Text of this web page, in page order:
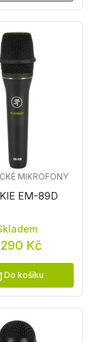
EM-89D
MIKROFONY
290 Kč
Do košíku